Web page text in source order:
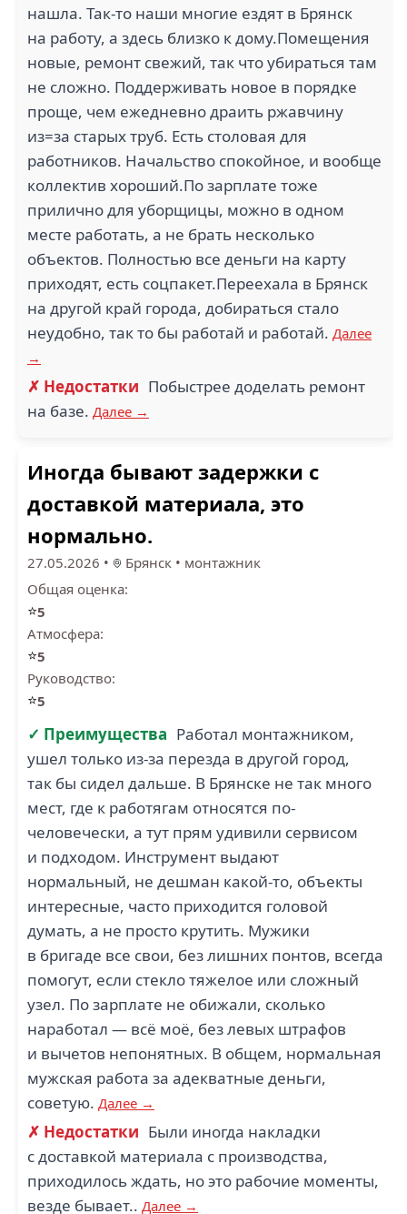
нашла. Так-то наши многие ездят в Брянск
на работу, а здесь близко к дому.Помещения
новые, ремонт свежий, так что убираться там
не сложно. Поддерживать новое в порядке
проще, чем ежедневно драить ржавчину
из=за старых труб. Есть столовая для
работников. Начальство спокойное, и вообще
коллектив хороший.По зарплате тоже
прилично для уборщицы, можно в одном
месте работать, а не брать несколько
объектов. Полностью все деньги на карту
приходят, есть соцпакет.Переехала в Брянск
на другой край города, добираться стало
неудобно, так то бы работай и работай. Далее
→
✗ Недостатки Побыстрее доделать ремонт
на базе. Далее →
Иногда бывают задержки с
доставкой материала, это
нормально.
27.05.2026 • Брянск • монтажник
Общая оценка:
⭐5
Атмосфера:
⭐5
Руководство:
⭐5
✓ Преимущества Работал монтажником,
ушел только из-за перезда в другой город,
так бы сидел дальше. В Брянске не так много
мест, где к работягам относятся по-
человечески, а тут прям удивили сервисом
и подходом. Инструмент выдают
нормальный, не дешман какой-то, объекты
интересные, часто приходится головой
думать, а не просто крутить. Мужики
в бригаде все свои, без лишних понтов, всегда
помогут, если стекло тяжелое или сложный
узел. По зарплате не обижали, сколько
наработал — всё моё, без левых штрафов
и вычетов непонятных. В общем, нормальная
мужская работа за адекватные деньги,
советую. Далее →
✗ Недостатки Были иногда накладки
с доставкой материала с производства,
приходилось ждать, но это рабочие моменты,
везде бывает.. Далее →